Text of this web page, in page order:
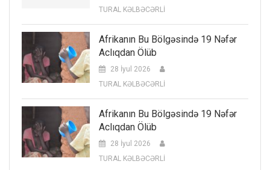
TURAL KƏLBƏCƏRLİ
Afrikanın Bu Bölgəsində 19 Nəfər
Aclıqdan Ölüb
28 İyul 2026
TURAL KƏLBƏCƏRLİ
Afrikanın Bu Bölgəsində 19 Nəfər
Aclıqdan Ölüb
28 İyul 2026
TURAL KƏLBƏCƏRLİ